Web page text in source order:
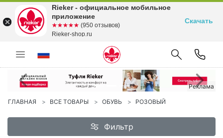
Реклама
Предыдущий
ГЛАВНАЯ ВСЕ ТОВАРЫ ОБУВЬ РОЗОВЫЙ
Фильтр
Rieker - официальное мобильное
приложение
☆☆☆☆☆
★★★★★ (950 отзывов)
Rieker-shop.ru
Скачать